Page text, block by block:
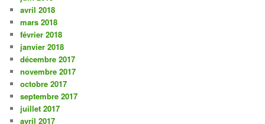
avril 2018
mars 2018
février 2018
janvier 2018
décembre 2017
novembre 2017
octobre 2017
septembre 2017
juillet 2017
avril 2017